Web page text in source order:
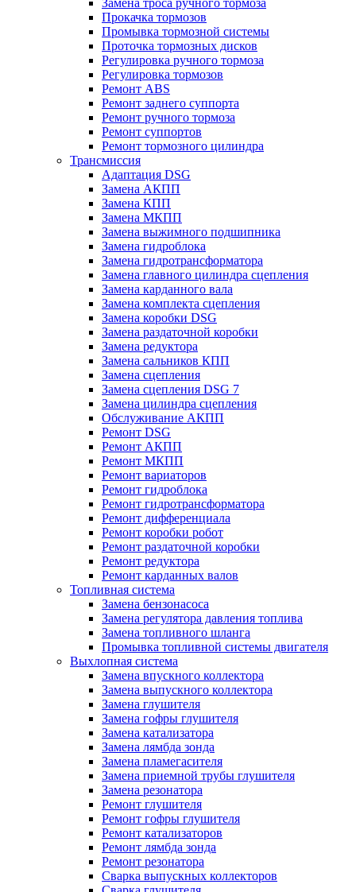
Замена троса ручного тормоза
Прокачка тормозов
Промывка тормозной системы
Проточка тормозных дисков
Регулировка ручного тормоза
Регулировка тормозов
Ремонт ABS
Ремонт заднего суппорта
Ремонт ручного тормоза
Ремонт суппортов
Ремонт тормозного цилиндра
Трансмиссия
Адаптация DSG
Замена АКПП
Замена КПП
Замена МКПП
Замена выжимного подшипника
Замена гидроблока
Замена гидротрансформатора
Замена главного цилиндра сцепления
Замена карданного вала
Замена комплекта сцепления
Замена коробки DSG
Замена раздаточной коробки
Замена редуктора
Замена сальников КПП
Замена сцепления
Замена сцепления DSG 7
Замена цилиндра сцепления
Обслуживание АКПП
Ремонт DSG
Ремонт АКПП
Ремонт МКПП
Ремонт вариаторов
Ремонт гидроблока
Ремонт гидротрансформатора
Ремонт дифференциала
Ремонт коробки робот
Ремонт раздаточной коробки
Ремонт редуктора
Ремонт карданных валов
Топливная система
Замена бензонасоса
Замена регулятора давления топлива
Замена топливного шланга
Промывка топливной системы двигателя
Выхлопная система
Замена впускного коллектора
Замена выпускного коллектора
Замена глушителя
Замена гофры глушителя
Замена катализатора
Замена лямбда зонда
Замена пламегасителя
Замена приемной трубы глушителя
Замена резонатора
Ремонт глушителя
Ремонт гофры глушителя
Ремонт катализаторов
Ремонт лямбда зонда
Ремонт резонатора
Сварка выпускных коллекторов